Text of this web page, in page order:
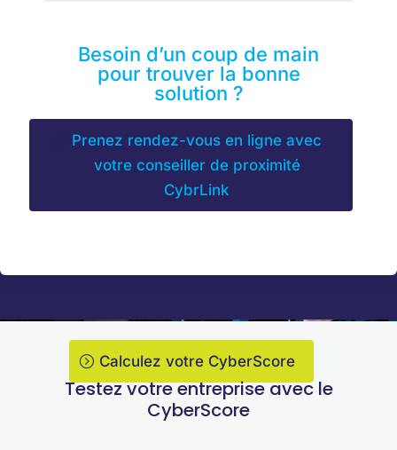
Besoin d’un coup de main
pour trouver la bonne
solution ?
Prenez rendez-vous en ligne avec
votre conseiller de proximité
CybrLink
Calculez votre CyberScore
Testez votre entreprise avec le
CyberScore